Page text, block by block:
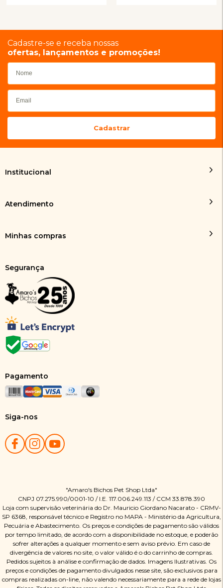
Cadastre-se e receba nossas
ofertas, lançamentos e promoções!
Institucional
Atendimento
Minhas compras
Segurança
Pagamento
Siga-nos
"Amaro's Bichos Pet Shop Ltda"
CNPJ 07.275.990/0001-10 / I.E. 117.006.249.113 / CCM 33.878.390
Loja com supervisão veterinária do Dr. Mauricio Giordano Nacarato - CRMV-
SP 6368, responsável técnico e Registro no MAPA - Ministério da Agricultura,
Pecuária e Abastecimento. Os preços e condições de pagamento são válidos
por tempo limitado, de acordo com a disponibilidade no estoque, e poderão
sofrer alterações a qualquer momento e sem aviso prévio. Em caso de
divergência de valores no site, o valor válido é o do carrinho de compras.
Pedidos sujeitos à análise e confirmação de dados. Imagens Ilustrativas. Os
preços e condições de pagamento divulgados nesse site, são exclusivos para
compras realizadas on-line, não valendo necessariamente para a rede de lojas